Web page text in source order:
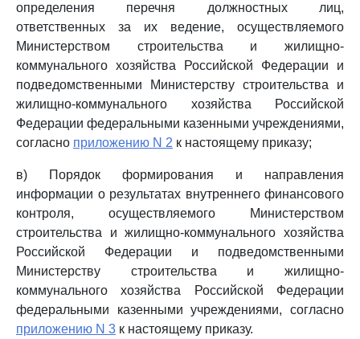
определения перечня должностных лиц,
ответственных за их ведение, осуществляемого
Министерством строительства и жилищно-
коммунального хозяйства Российской Федерации и
подведомственными Министерству строительства и
жилищно-коммунального хозяйства Российской
Федерации федеральными казенными учреждениями,
согласно приложению N 2 к настоящему приказу;
в) Порядок формирования и направления
информации о результатах внутреннего финансового
контроля, осуществляемого Министерством
строительства и жилищно-коммунального хозяйства
Российской Федерации и подведомственными
Министерству строительства и жилищно-
коммунального хозяйства Российской Федерации
федеральными казенными учреждениями, согласно
приложению N 3 к настоящему приказу.